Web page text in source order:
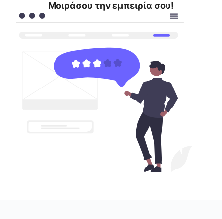
Μοιράσου την εμπειρία σου!